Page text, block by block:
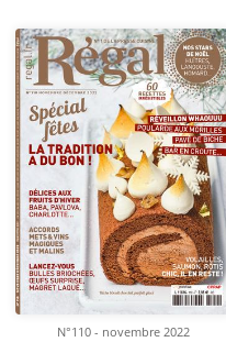
N°110 - novembre 2022